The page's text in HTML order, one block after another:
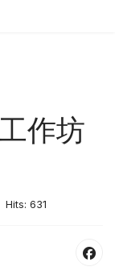
作坊
Hits: 631